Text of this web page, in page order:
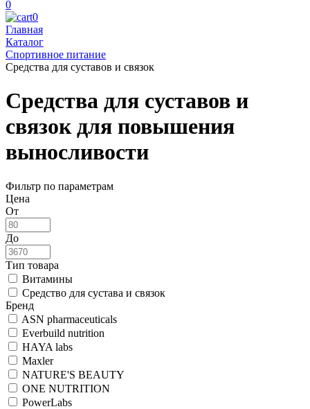
0
0
Главная
Каталог
Спортивное питание
Средства для суставов и связок
Средства для суставов и
связок для повышения
выносливости
Фильтр по параметрам
Цена
От
До
Тип товара
Витамины
Средство для сустава и связок
Бренд
ASN pharmaceuticals
Everbuild nutrition
HAYA labs
Maxler
NATURE'S BEAUTY
ONE NUTRITION
PowerLabs